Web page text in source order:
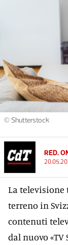
© Shutterstock
RED.
La televisione
terreno in
contenuti
dal nuovo «TV